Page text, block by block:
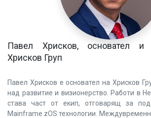
Павел Хрисков, основател и
Хрисков Груп
Павел Хрисков е oсновател на Хрисков
над развитие и визионерство. Работи в
става част от екип, отговарящ за
Mainframe zOS технологии.